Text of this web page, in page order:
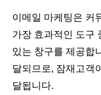
이메일 마케팅은 커
가장 효과적인 도구
있는 창구를 제공합
달되므로, 잠재고객
달됩니다.